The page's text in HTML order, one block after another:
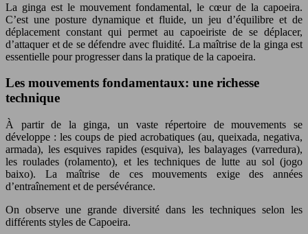
La ginga est le mouvement fondamental, le cœur de la capoeira.
C’est une posture dynamique et fluide, un jeu d’équilibre et de
déplacement constant qui permet au capoeiriste de se déplacer,
d’attaquer et de se défendre avec fluidité. La maîtrise de la ginga est
essentielle pour progresser dans la pratique de la capoeira.
Les mouvements fondamentaux: une richesse
technique
À partir de la ginga, un vaste répertoire de mouvements se
développe : les coups de pied acrobatiques (au, queixada, negativa,
armada), les esquives rapides (esquiva), les balayages (varredura),
les roulades (rolamento), et les techniques de lutte au sol (jogo
baixo). La maîtrise de ces mouvements exige des années
d’entraînement et de persévérance.
On observe une grande diversité dans les techniques selon les
différents styles de Capoeira.